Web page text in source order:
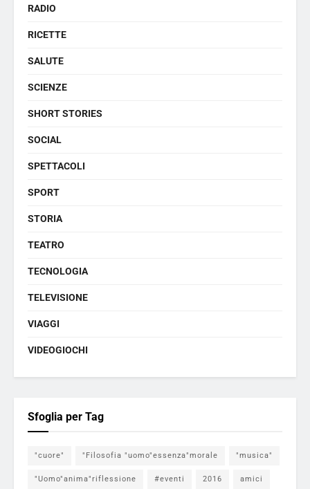
RADIO
RICETTE
SALUTE
SCIENZE
SHORT STORIES
SOCIAL
SPETTACOLI
SPORT
STORIA
TEATRO
TECNOLOGIA
TELEVISIONE
VIAGGI
VIDEOGIOCHI
Sfoglia per Tag
"cuore" "Filosofia "uomo"essenza"morale "musica"
"Uomo"anima"riflessione #eventi 2016 amici